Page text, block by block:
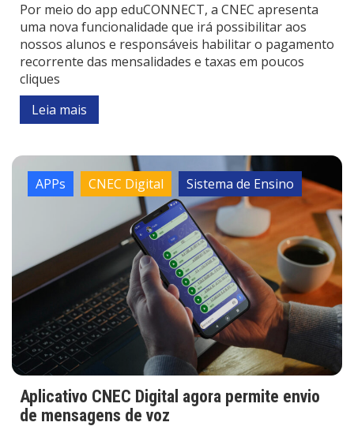
Por meio do app eduCONNECT, a CNEC apresenta
uma nova funcionalidade que irá possibilitar aos
nossos alunos e responsáveis habilitar o pagamento
recorrente das mensalidades e taxas em poucos
cliques
Leia mais
APPs CNEC Digital Sistema de Ensino
Aplicativo CNEC Digital agora permite envio
de mensagens de voz